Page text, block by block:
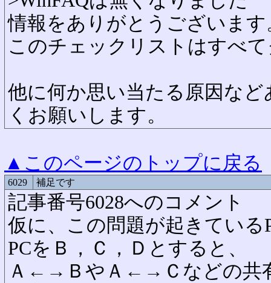
情報をありがとうございます
このチェックリストはすべ
他に何か思い当たる原因な
くお願いします。
▲このページのトップに戻る
6029 補足です
記事番号6028へのコメント
仮に、この問題が起きてい
PCをＢ，Ｃ，Ｄとすると、
Ａ←→ＢやＡ←→Ｃなどの共